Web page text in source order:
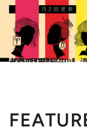
2026.7.29
【月2回更新 占い】流光七奈の12星座占い
占い